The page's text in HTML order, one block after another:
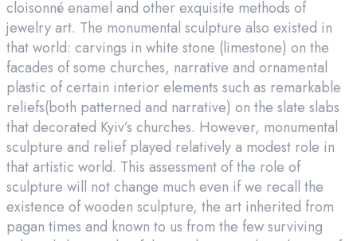
cloisonné enamel and other exquisite methods of
jewelry art. The monumental sculpture also existed in
that world: carvings in white stone (limestone) on the
facades of some churches, narrative and ornamental
plastic of certain interior elements such as remarkable
reliefs(both patterned and narrative) on the slate slabs
that decorated Kyiv’s churches. However, monumental
sculpture and relief played relatively a modest role in
that artistic world. This assessment of the role of
sculpture will not change much even if we recall the
existence of wooden sculpture, the art inherited from
pagan times and known to us from the few surviving